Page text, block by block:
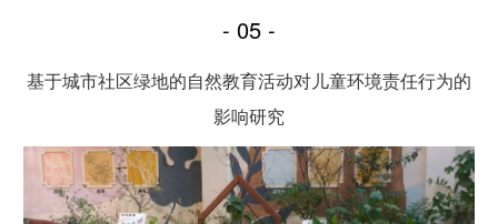
- 05 -
基于城市社区绿地的自然教育活动对儿童环境责任行为的
影响研究